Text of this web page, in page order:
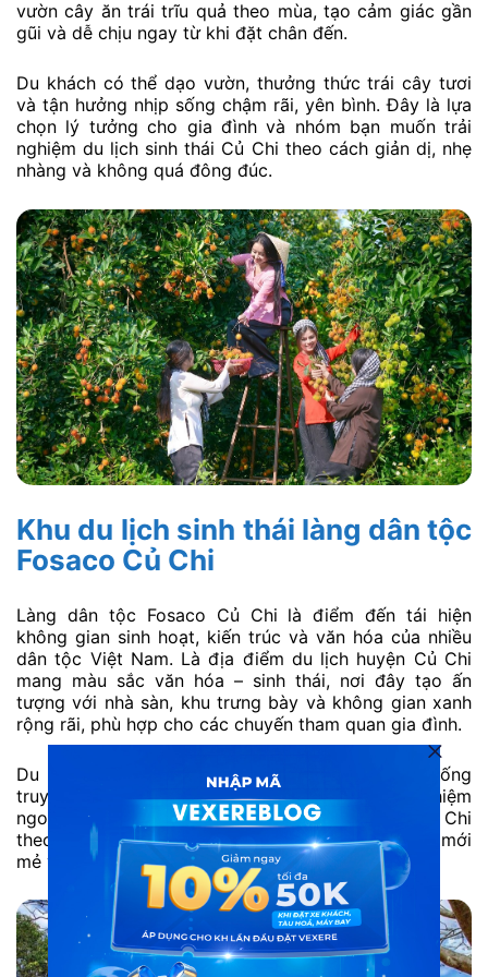
vườn cây ăn trái trĩu quả theo mùa, tạo cảm giác gần
gũi và dễ chịu ngay từ khi đặt chân đến.
Du khách có thể dạo vườn, thưởng thức trái cây tươi
và tận hưởng nhịp sống chậm rãi, yên bình. Đây là lựa
chọn lý tưởng cho gia đình và nhóm bạn muốn trải
nghiệm du lịch sinh thái Củ Chi theo cách giản dị, nhẹ
nhàng và không quá đông đúc.
Khu du lịch sinh thái làng dân tộc
Fosaco Củ Chi
Làng dân tộc Fosaco Củ Chi là điểm đến tái hiện
không gian sinh hoạt, kiến trúc và văn hóa của nhiều
dân tộc Việt Nam. Là địa điểm du lịch huyện Củ Chi
mang màu sắc văn hóa – sinh thái, nơi đây tạo ấn
tượng với nhà sàn, khu trưng bày và không gian xanh
rộng rãi, phù hợp cho các chuyến tham quan gia đình.
Du khách có thể dạo bộ, chụp ảnh, tìm hiểu đời sống
truyền thống và tham gia các hoạt động trải nghiệm
ngoài trời. Nếu bạn muốn khám phá du lịch Củ Chi
theo hướng văn hóa bản địa, Fosaco là lựa chọn mới
mẻ và đáng thử.